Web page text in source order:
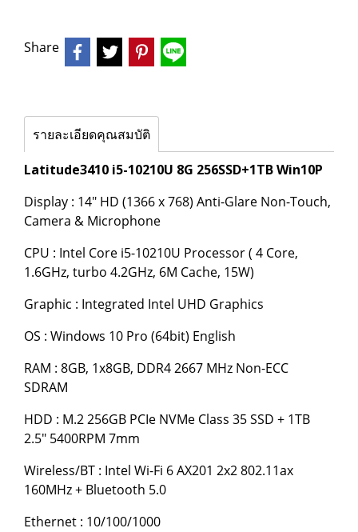
Share
รายละเอียดคุณสมบัติ
Latitude3410 i5-10210U 8G 256SSD+1TB Win10P
Display : 14" HD (1366 x 768) Anti-Glare Non-Touch,
Camera & Microphone
CPU : Intel Core i5-10210U Processor ( 4 Core,
1.6GHz, turbo 4.2GHz, 6M Cache, 15W)
Graphic : Integrated Intel UHD Graphics
OS : Windows 10 Pro (64bit) English
RAM : 8GB, 1x8GB, DDR4 2667 MHz Non-ECC
SDRAM
HDD : M.2 256GB PCIe NVMe Class 35 SSD + 1TB
2.5" 5400RPM 7mm
Wireless/BT : Intel Wi-Fi 6 AX201 2x2 802.11ax
160MHz + Bluetooth 5.0
Ethernet : 10/100/1000